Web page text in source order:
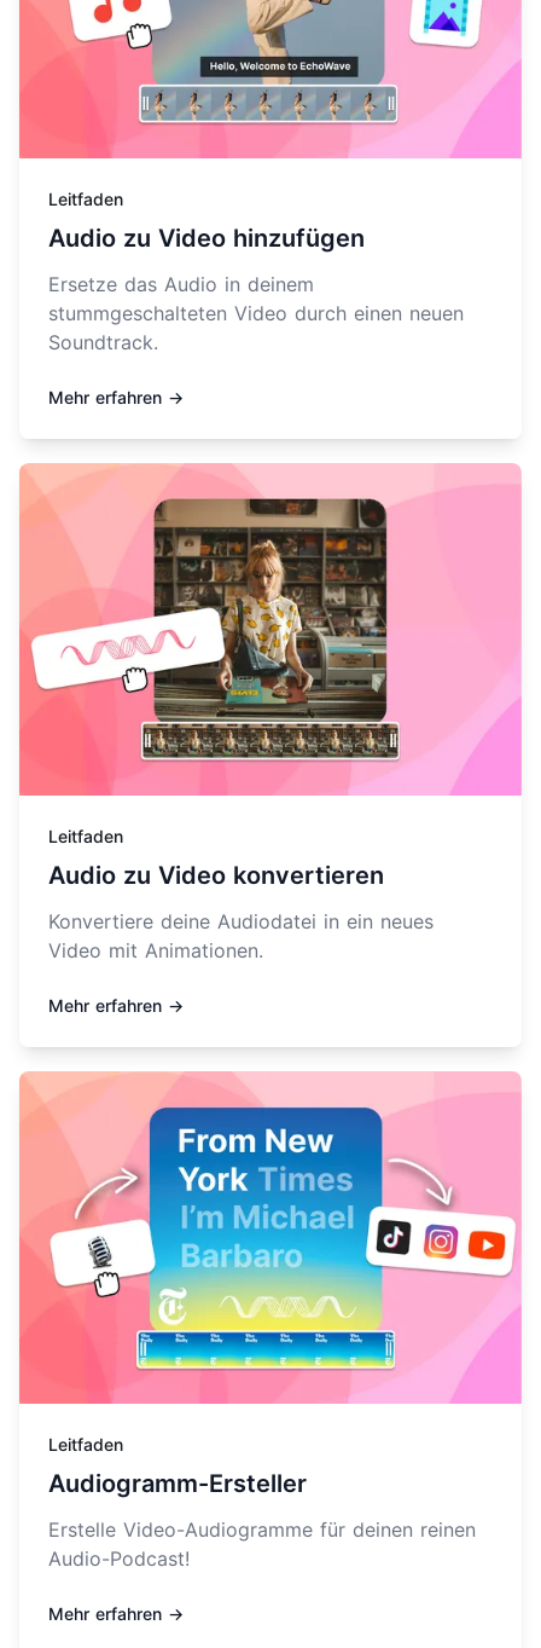
Leitfaden
Audio zu Video hinzufügen
Ersetze das Audio in deinem
stummgeschalteten Video durch einen neuen
Soundtrack.
Mehr erfahren →
Leitfaden
Audio zu Video konvertieren
Konvertiere deine Audiodatei in ein neues
Video mit Animationen.
Mehr erfahren →
Mehr erfahren über Audio zu Video konvertieren
Leitfaden
Audiogramm-Ersteller
Erstelle Video-Audiogramme für deinen reinen
Audio-Podcast!
Mehr erfahren →
Mehr erfahren über Audiogramm-Ersteller